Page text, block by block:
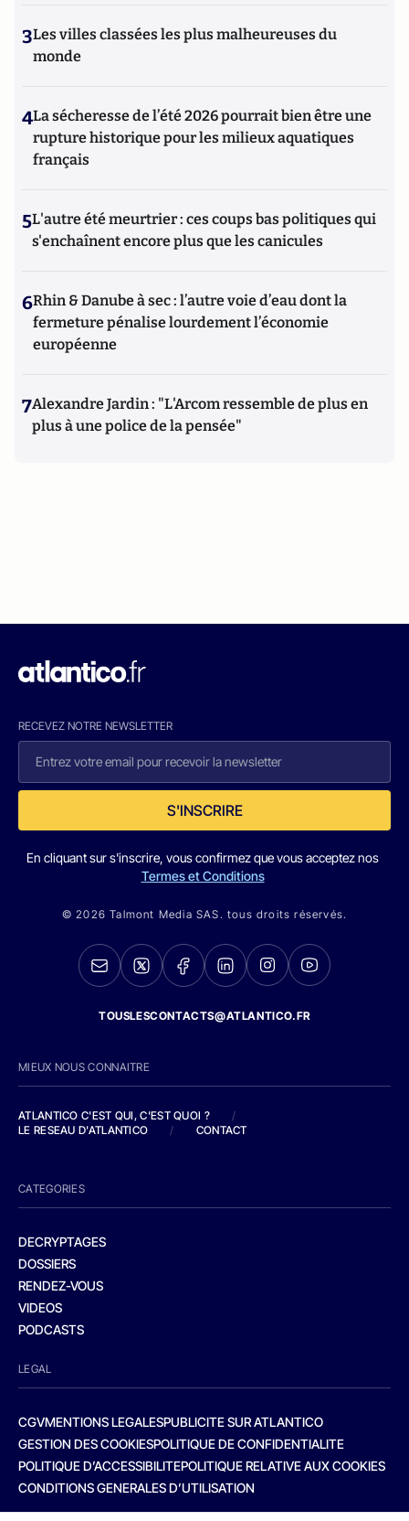
3Les villes classées les plus malheureuses du
monde
4La sécheresse de l’été 2026 pourrait bien être une
rupture historique pour les milieux aquatiques
français
5L'autre été meurtrier : ces coups bas politiques qui
s'enchaînent encore plus que les canicules
6Rhin & Danube à sec : l’autre voie d’eau dont la
fermeture pénalise lourdement l’économie
européenne
7Alexandre Jardin : "L'Arcom ressemble de plus en
plus à une police de la pensée"
RECEVEZ NOTRE NEWSLETTER
S'INSCRIRE
En cliquant sur s'inscrire, vous confirmez que vous acceptez nos
Termes et Conditions
© 2026 Talmont Media SAS. tous droits réservés.
TOUSLESCONTACTS@ATLANTICO.FR
MIEUX NOUS CONNAITRE
ATLANTICO C'EST QUI, C'EST QUOI ?
/
LE RESEAU D'ATLANTICO
/ CONTACT
CATEGORIES
DECRYPTAGES
DOSSIERS
RENDEZ-VOUS
VIDEOS
PODCASTS
LEGAL
CGVMENTIONS LEGALESPUBLICITE SUR ATLANTICO
GESTION DES COOKIESPOLITIQUE DE CONFIDENTIALITE
POLITIQUE D’ACCESSIBILITEPOLITIQUE RELATIVE AUX COOKIES
CONDITIONS GENERALES D’UTILISATION